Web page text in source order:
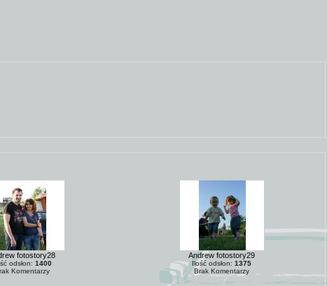
fotostory28
odsłon: 1400
Komentarzy
Andrew fotostory29
Ilość odsłon: 1375
Brak Komentarzy